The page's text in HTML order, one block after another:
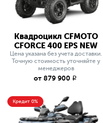
Квадроцикл CFMOTO
CFORCE 400 EPS NEW
Цена указана без учета доставки.
Точную стоимость уточняйте у
менеджеров
от 879 900 q
Кредит 0%